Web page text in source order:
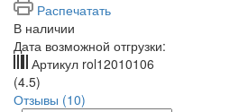
Распечатать
В наличии
Дата возможной отгрузки:
Артикул rol12010106
(4.5)
Отзывы (10)